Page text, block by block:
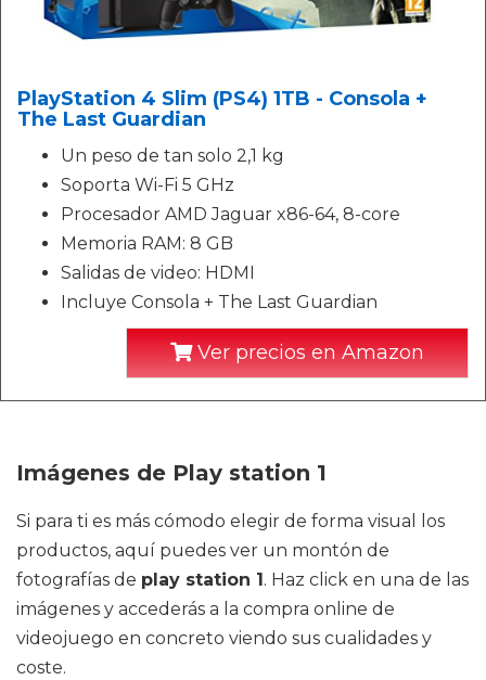
PlayStation 4 Slim (PS4) 1TB - Consola +
The Last Guardian
Un peso de tan solo 2,1 kg
Soporta Wi-Fi 5 GHz
Procesador AMD Jaguar x86-64, 8-core
Memoria RAM: 8 GB
Salidas de video: HDMI
Incluye Consola + The Last Guardian
Ver precios en Amazon
Imágenes de Play station 1
Si para ti es más cómodo elegir de forma visual los
productos, aquí puedes ver un montón de
fotografías de play station 1 . Haz click en una de las
imágenes y accederás a la compra online de
videojuego en concreto viendo sus cualidades y
coste.